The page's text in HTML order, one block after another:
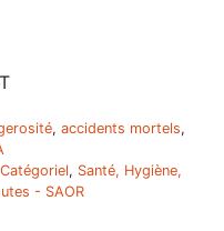
, accidents mortels,
Catégoriel, Santé, Hygiène,
- SAOR